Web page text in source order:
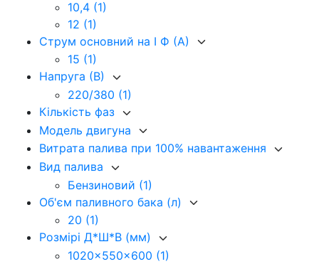
10,4 (1)
12 (1)
Струм основний на I Ф (А)
15 (1)
Напруга (В)
220/380 (1)
Кількість фаз
Модель двигуна
Витрата палива при 100% навантаження
Вид палива
Бензиновий (1)
Об'єм паливного бака (л)
20 (1)
Розмірі Д*Ш*В (мм)
1020x550x600 (1)